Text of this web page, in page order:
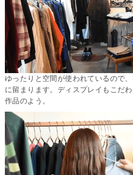
ゆったりと空間が使われているので
に留まります。ディスプレイもこだ
作品のよう。